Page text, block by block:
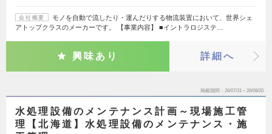
会社概要
モノを自動で流したり・運んだりする物流装置において、世界シェ
アトップクラスのメーカーです。 【事業内容】 ■イントラロジステ…
興味あり 詳細へ
掲載期間 26/07/31～26/08/20
水処理設備のメンテナンス計画～現場施工管
理【北海道】水処理設備のメンテナンス・施